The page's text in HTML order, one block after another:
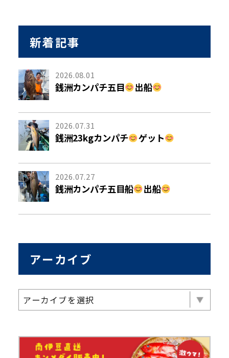
新着記事
2026.08.01
銭洲カンパチ五目 出船
2026.07.31
銭洲23kgカンパチ ゲット
2026.07.27
銭洲カンパチ五目船 出船
アーカイブ
アーカイブを選択